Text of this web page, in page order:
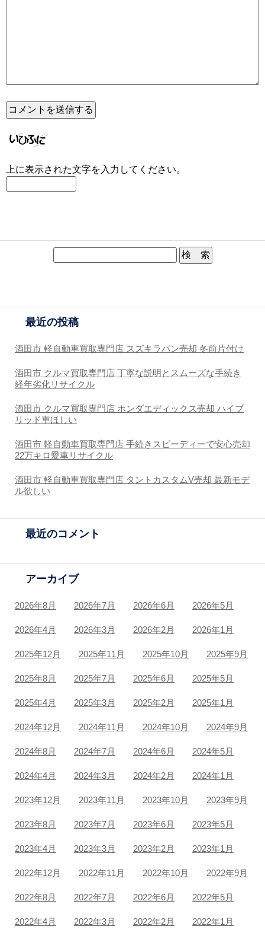
上に表示された文字を入力してください。
最近の投稿
酒田市 軽自動車買取専門店 スズキラパン売却 冬前片付け
酒田市 クルマ買取専門店 丁寧な説明とスムーズな手続き
経年劣化リサイクル
酒田市 クルマ買取専門店 ホンダエディックス売却 ハイブ
リッド車ほしい
酒田市 軽自動車買取専門店 手続きスピーディーで安心売却
22万キロ愛車リサイクル
酒田市 軽自動車買取専門店 タントカスタムV売却 最新モデ
ル欲しい
最近のコメント
アーカイブ
2026年8月 2026年7月 2026年6月 2026年5月
2026年4月 2026年3月 2026年2月 2026年1月
2025年12月 2025年11月 2025年10月 2025年9月
2025年8月 2025年7月 2025年6月 2025年5月
2025年4月 2025年3月 2025年2月 2025年1月
2024年12月 2024年11月 2024年10月 2024年9月
2024年8月 2024年7月 2024年6月 2024年5月
2024年4月 2024年3月 2024年2月 2024年1月
2023年12月 2023年11月 2023年10月 2023年9月
2023年8月 2023年7月 2023年6月 2023年5月
2023年4月 2023年3月 2023年2月 2023年1月
2022年12月 2022年11月 2022年10月 2022年9月
2022年8月 2022年7月 2022年6月 2022年5月
2022年4月 2022年3月 2022年2月 2022年1月